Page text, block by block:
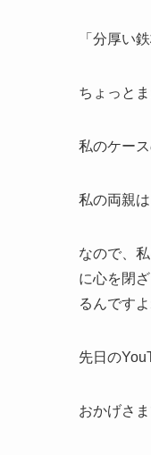
「分厚い
ちょっと
私のケー
私の両親
なので、
に心を閉
るんですよ
先日の
おかげさ